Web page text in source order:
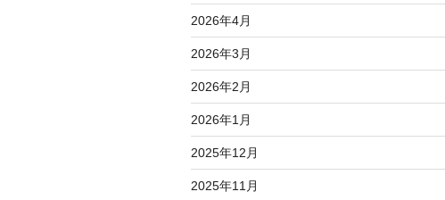
2026年4月
2026年3月
2026年2月
2026年1月
2025年12月
2025年11月